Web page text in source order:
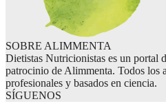
SOBRE ALIMMENTA
Dietistas Nutricionistas es un portal
patrocinio de Alimmenta. Todos los
profesionales y basados en ciencia.
SÍGUENOS